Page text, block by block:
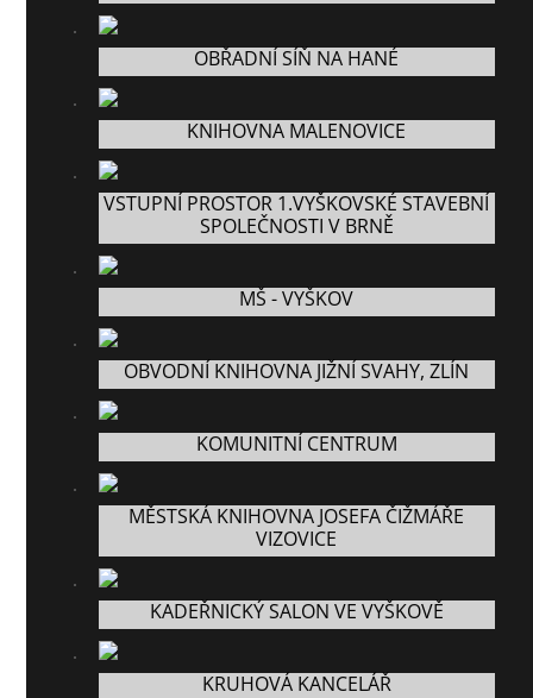
OBŘADNÍ SÍŇ NA HANÉ
KNIHOVNA MALENOVICE
VSTUPNÍ PROSTOR 1.VYŠKOVSKÉ STAVEBNÍ
SPOLEČNOSTI V BRNĚ
MŠ - VYŠKOV
OBVODNÍ KNIHOVNA JIŽNÍ SVAHY, ZLÍN
KOMUNITNÍ CENTRUM
MĚSTSKÁ KNIHOVNA JOSEFA ČIŽMÁŘE
VIZOVICE
KADEŘNICKÝ SALON VE VYŠKOVĚ
KRUHOVÁ KANCELÁŘ